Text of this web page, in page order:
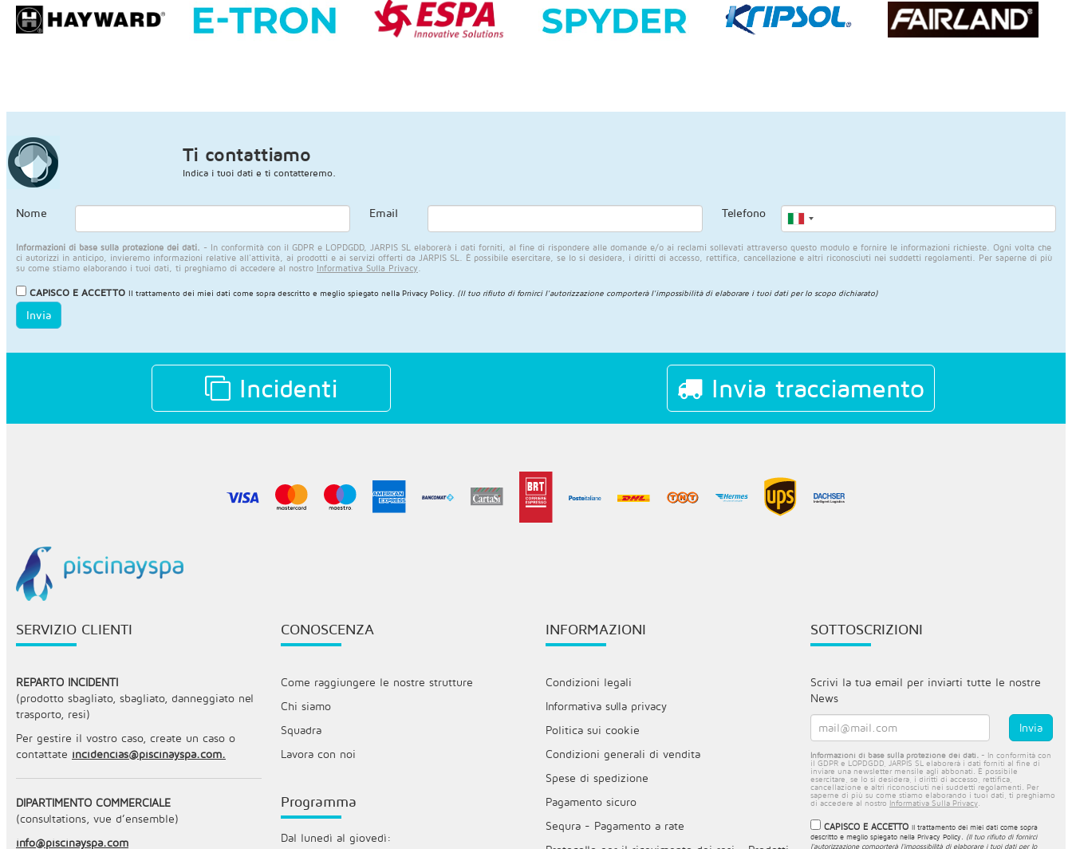
Ti contattiamo
Indica i tuoi dati e ti contatteremo.
Nome Email Telefono
Informazioni di base sulla protezione dei dati. - In conformità con il GDPR e LOPDGDD, JARPIS SL elaborerà i dati forniti, al fine di rispondere alle domande e/o ai reclami sollevati attraverso questo modulo e fornire le informazioni richieste. Ogni volta che
ci autorizzi in anticipo, invieremo informazioni relative all'attività, ai prodotti e ai servizi offerti da JARPIS SL. È possibile esercitare, se lo si desidera, i diritti di accesso, rettifica, cancellazione e altri riconosciuti nei suddetti regolamenti. Per saperne di più
su come stiamo elaborando i tuoi dati, ti preghiamo di accedere al nostro Informativa Sulla Privacy
CAPISCO E ACCETTO Il trattamento dei miei dati come sopra descritto e meglio spiegato nella Privacy Policy (Il tuo rifiuto di fornirci l'autorizzazione comporterà l'impossibilità di elaborare i tuoi dati per lo scopo dichiarato)
Invia
Incidenti Invia tracciamento
SERVIZIO CLIENTI
REPARTO INCIDENTI
(prodotto sbagliato, sbagliato, danneggiato nel
trasporto, resi)
Per gestire il vostro caso, create un caso o
contattate incidencias@piscinayspa.com.
DIPARTIMENTO COMMERCIALE
(consultations, vue d’ensemble)
info@piscinayspa.com
CONOSCENZA
Come raggiungere le nostre strutture
Chi siamo
Squadra
Lavora con noi
Programma
Dal lunedì al giovedì:
INFORMAZIONI
Condizioni legali
Informativa sulla privacy
Politica sui cookie
Condizioni generali di vendita
Spese di spedizione
Pagamento sicuro
Sequra - Pagamento a rate
SOTTOSCRIZIONI
Scrivi la tua email per inviarti tutte le nostre
News
Informazioni di base sulla protezione dei dati. - In conformità con
il GDPR e LOPDGDD, JARPIS SL elaborerà i dati forniti al fine di
inviare una newsletter mensile agli abbonati. È possibile
esercitare, se lo si desidera, i diritti di accesso, rettifica,
cancellazione e altri riconosciuti nei suddetti regolamenti. Per
saperne di più su come stiamo elaborando i tuoi dati, ti preghiamo
di accedere al nostro Informativa Sulla Privacy
CAPISCO E ACCETTO Il trattamento dei miei dati come sopra
descritto e meglio spiegato nella Privacy Policy
(Il tuo rifiuto di fornirci
l'autorizzazione comporterà l'impossibilità di elaborare i tuoi dati per lo